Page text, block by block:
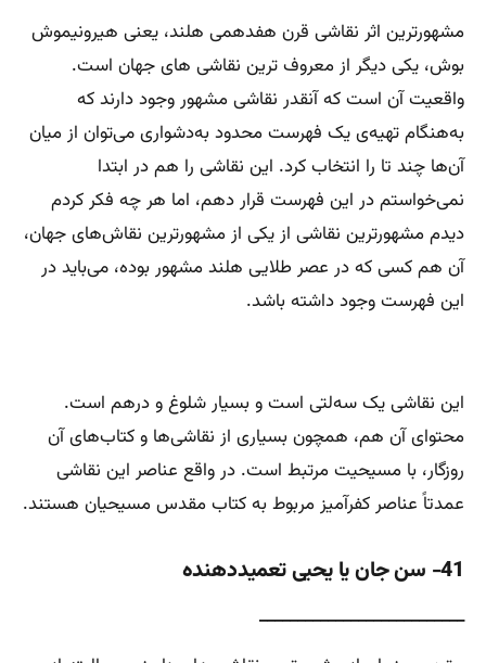
مشهورترین اثر نقاشی قرن هفدهمی هلند، یعنی هیرونیموش
بوش، یکی دیگر از معروف ترین نقاشی های جهان است.
واقعیت آن است که آنقدر نقاشی مشهور وجود دارند که
به‌هنگام تهیه‌ی یک فهرست محدود به‌دشواری می‌توان از میان
آن‌ها چند تا را انتخاب کرد. این نقاشی را هم در ابتدا
نمی‌خواستم در این فهرست قرار دهم، اما هر چه فکر کردم
دیدم مشهورترین نقاشی از یکی از مشهورترین نقاش‌های جهان،
آن هم کسی که در عصر طلایی هلند مشهور بوده، می‌باید در
این فهرست وجود داشته باشد.
این نقاشی یک سه‌لتی است و بسیار شلوغ و درهم است.
محتوای آن هم، همچون بسیاری از نقاشی‌ها و کتاب‌های آن
روزگار، با مسیحیت مرتبط است. در واقع عناصر این نقاشی
عمدتاً عناصر کفرآمیز مربوط به کتاب مقدس مسیحیان هستند.
41- سن جان یا یحیی تعمیددهنده
___________________________